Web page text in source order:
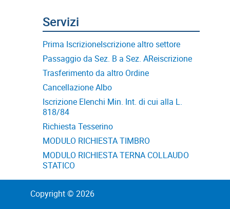
Prima IscrizioneIscrizione altro settore
Passaggio da Sez. B a Sez. AReiscrizione
Trasferimento da altro Ordine
Cancellazione Albo
Iscrizione Elenchi Min. Int. di cui alla L.
818/84
Richiesta Tesserino
MODULO RICHIESTA TIMBRO
MODULO RICHIESTA TERNA COLLAUDO
STATICO
Copyright © 2026